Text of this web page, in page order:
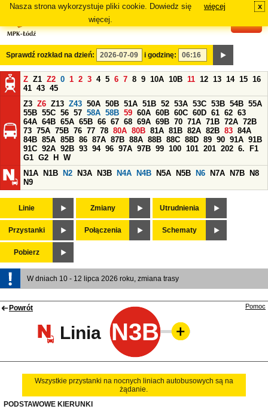
Nasza strona wykorzystuje pliki cookie. Dowiedz się
więcej.
więcej x
Sprawdź rozkład na dzień: i godzinę:
Z Z1 Z2 0 1 2 3 4 5 6 7 8 9 10A 10B 11 12 13 14 15 16
41 43 45
Z3 Z6 Z13 Z43 50A 50B 51A 51B 52 53A 53C 53B 54B 55A
55B 55C 56 57 58A 58B 59 60A 60B 60C 60D 61 62 63
64A 64B 65A 65B 66 67 68 69A 69B 70 71A 71B 72A 72B
73 75A 75B 76 77 78 80A 80B 81A 81B 82A 82B 83 84A
84B 85A 85B 86 87A 87B 88A 88B 88C 88D 89 90 91A 91B
91C 92A 92B 93 94 96 97A 97B 99 100 101 201 202 6.
F1
G1 G2 H
W
N1A
N1B N2 N3A N3B N4A N4B N5A N5B N6 N7A N7B
N8
N9
Linie Zmiany Utrudnienia
Przystanki Połączenia Schematy
Pobierz
W dniach 10 - 12 lipca 2026 roku, zmiana trasy
Powrót
Linia N3B
Pomoc
Wszystkie przystanki na nocnych liniach autobusowych są na
żądanie.
PODSTAWOWE KIERUNKI